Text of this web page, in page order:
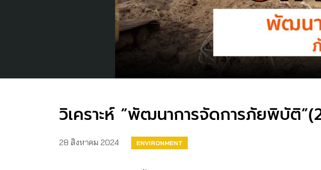
วิเคราะห์ “พัฒนาการจัดการภัยพิบัติ
28 สิงหาคม 2024 ENVIRONMENT